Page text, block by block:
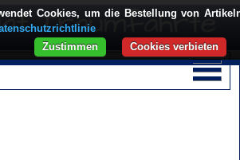
Cookies, um die Bestellung von
Cookies verbieten
Zustimmen